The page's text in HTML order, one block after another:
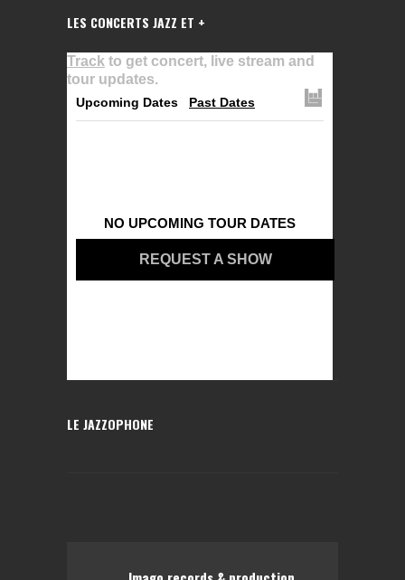
LES CONCERTS JAZZ ET +
Track to get concert, live stream and
tour updates.
Upcoming Dates Past Dates
NO UPCOMING TOUR DATES
REQUEST A SHOW
LE JAZZOPHONE